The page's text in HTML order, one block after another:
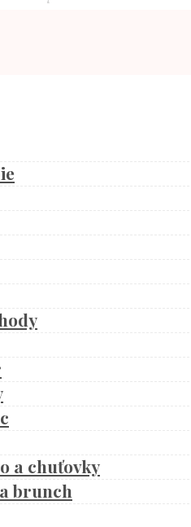
a chuťovky
brunch